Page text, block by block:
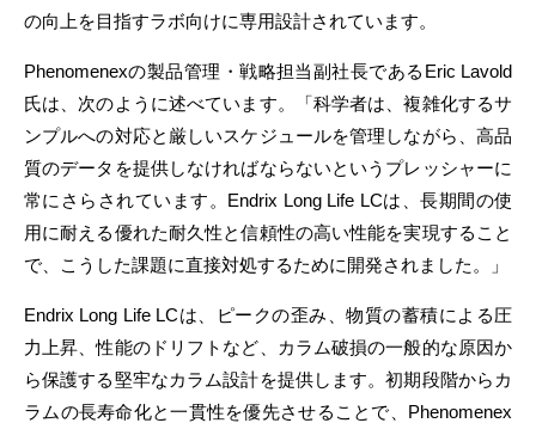
の向上を目指すラボ向けに専用設計されています。
Phenomenexの製品管理・戦略担当副社長であるEric Lavold
氏は、次のように述べています。「科学者は、複雑化するサ
ンプルへの対応と厳しいスケジュールを管理しながら、高品
質のデータを提供しなければならないというプレッシャーに
常にさらされています。Endrix Long Life LCは、長期間の使
用に耐える優れた耐久性と信頼性の高い性能を実現すること
で、こうした課題に直接対処するために開発されました。」
Endrix Long Life LCは、ピークの歪み、物質の蓄積による圧
力上昇、性能のドリフトなど、カラム破損の一般的な原因か
ら保護する堅牢なカラム設計を提供します。初期段階からカ
ラムの長寿命化と一貫性を優先させることで、Phenomenex